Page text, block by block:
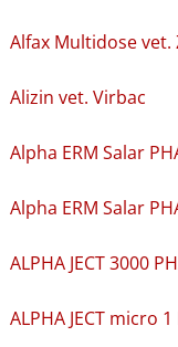
Alfax Multidose vet.
Alizin vet. Virbac
Alpha ERM Salar
Alpha ERM Salar
ALPHA JECT 3000
ALPHA JECT micro